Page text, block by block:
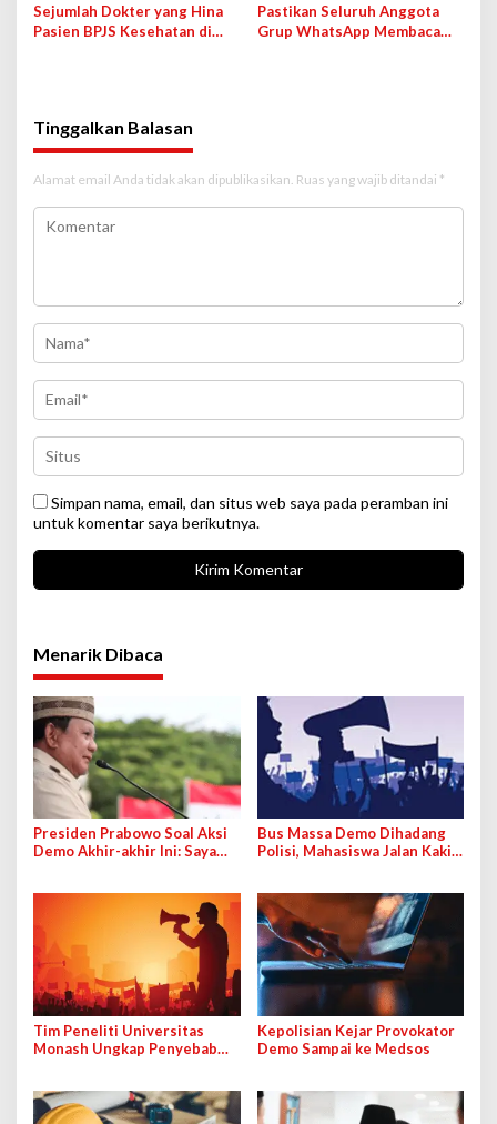
Sejumlah Dokter yang Hina
Pasien BPJS Kesehatan di
Pastikan Seluruh Anggota
Grup WhatsApp Membaca
Tinggalkan Balasan
Alamat email Anda tidak akan dipublikasikan. Ruas yang wajib ditandai *
Simpan nama, email, dan situs web saya pada peramban ini
untuk komentar saya berikutnya.
Menarik Dibaca
Presiden Prabowo Soal Aksi
Demo Akhir-akhir Ini: Saya
Bus Massa Demo Dihadang
Polisi, Mahasiswa Jalan Kaki
Tim Peneliti Universitas
Monash Ungkap Penyebab
Kepolisian Kejar Provokator
Demo Sampai ke Medsos